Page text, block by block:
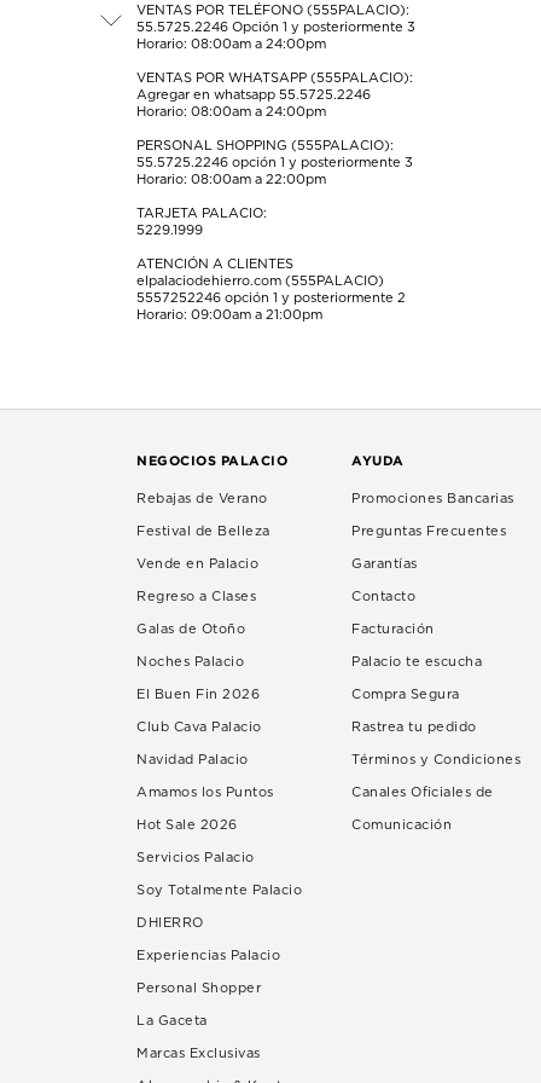
formularioformulario
de
formulario
de
formulario
de
formulario
de
envío.
VENTAS POR TELÉFONO (555PALACIO):
55.5725.2246 Opción 1 y posteriormente 3
Horario: 08:00am a 24:00pm
VENTAS POR WHATSAPP (555PALACIO):
Agregar en whatsapp 55.5725.2246
Horario: 08:00am a 24:00pm
PERSONAL SHOPPING (555PALACIO):
55.5725.2246 opción 1 y posteriormente 3
Horario: 08:00am a 22:00pm
TARJETA PALACIO:
5229.1999
ATENCIÓN A CLIENTES
elpalaciodehierro.com (555PALACIO)
5557252246 opción 1 y posteriormente 2
Horario: 09:00am a 21:00pm
NEGOCIOS PALACIO
Rebajas de Verano
Festival de Belleza
Vende en Palacio
Regreso a Clases
Galas de Otoño
Noches Palacio
El Buen Fin 2026
Club Cava Palacio
Navidad Palacio
Amamos los Puntos
Hot Sale 2026
Servicios Palacio
Soy Totalmente Palacio
DHIERRO
Experiencias Palacio
Personal Shopper
La Gaceta
Marcas Exclusivas
AYUDA
Promociones Bancarias
Preguntas Frecuentes
Garantías
Contacto
Facturación
Palacio te escucha
Compra Segura
Rastrea tu pedido
Términos y Condiciones
Canales Oficiales de
Comunicación